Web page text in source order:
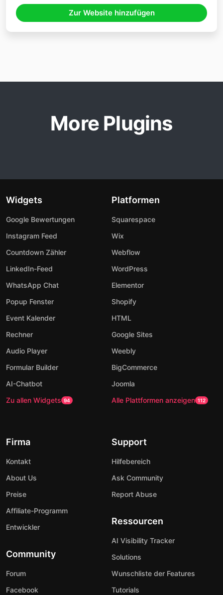
Zur Website hinzufügen
More Plugins
Widgets
Google Bewertungen
Instagram Feed
Countdown Zähler
LinkedIn-Feed
WhatsApp Chat
Popup Fenster
Event Kalender
Rechner
Audio Player
Formular Builder
AI-Chatbot
Zu allen Widgets 94
Platformen
Squarespace
Wix
Webflow
WordPress
Elementor
Shopify
HTML
Google Sites
Weebly
BigCommerce
Joomla
Alle Plattformen anzeigen 112
Firma
Kontakt
About Us
Preise
Affiliate-Programm
Entwickler
Community
Forum
Facebook
Support
Hilfebereich
Ask Community
Report Abuse
Ressourcen
AI Visibility Tracker
Solutions
Wunschliste der Features
Tutorials